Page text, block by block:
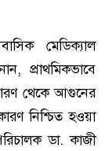
মেডিক্যাল
প্রাথমিকভাবে
থেকে আগুনের
নিশ্চিত হওয়া
ডা. কাজী